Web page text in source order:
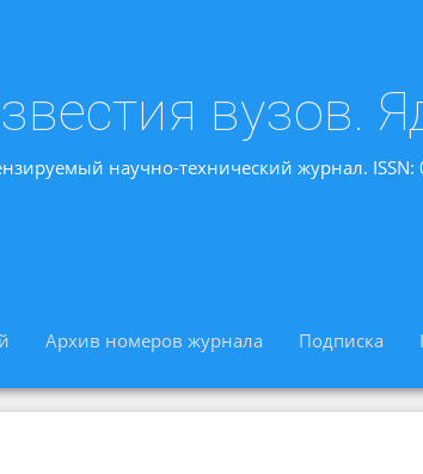
вузов.
научно-технический журнал. ISSN:
Архив номеров журнала Подписка